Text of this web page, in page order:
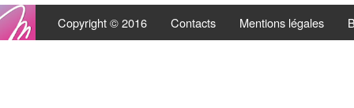
Copyright © 2016 Contacts Mentions légales